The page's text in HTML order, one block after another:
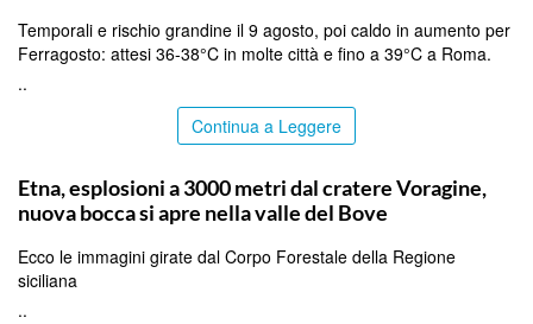
Temporali e rischio grandine il 9 agosto, poi caldo in aumento per
Ferragosto: attesi 36-38°C in molte città e fino a 39°C a Roma.
..
Continua a Leggere
Etna, esplosioni a 3000 metri dal cratere Voragine,
nuova bocca si apre nella valle del Bove
Ecco le immagini girate dal Corpo Forestale della Regione
siciliana
..